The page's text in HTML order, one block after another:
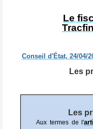
Le
Conseil d'État, 24/04/
Les
Les
Aux termes de l'